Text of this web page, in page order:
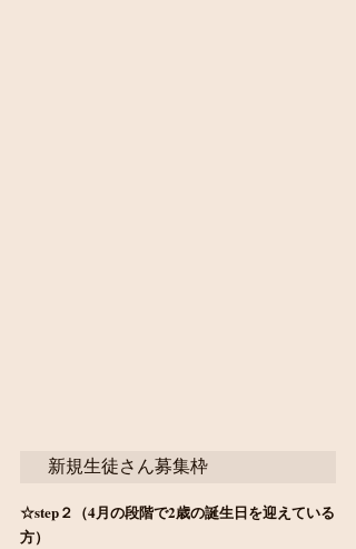
新規生徒さん募集枠
☆step２（4月の段階で2歳の誕生日を迎えている
方）